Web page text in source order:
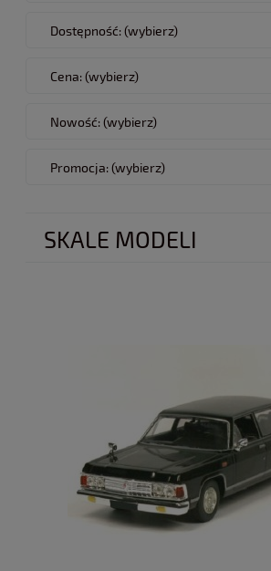
Dostępność: (wybierz)
Cena: (wybierz)
Nowość: (wybierz)
Promocja: (wybierz)
SKALE MODELI